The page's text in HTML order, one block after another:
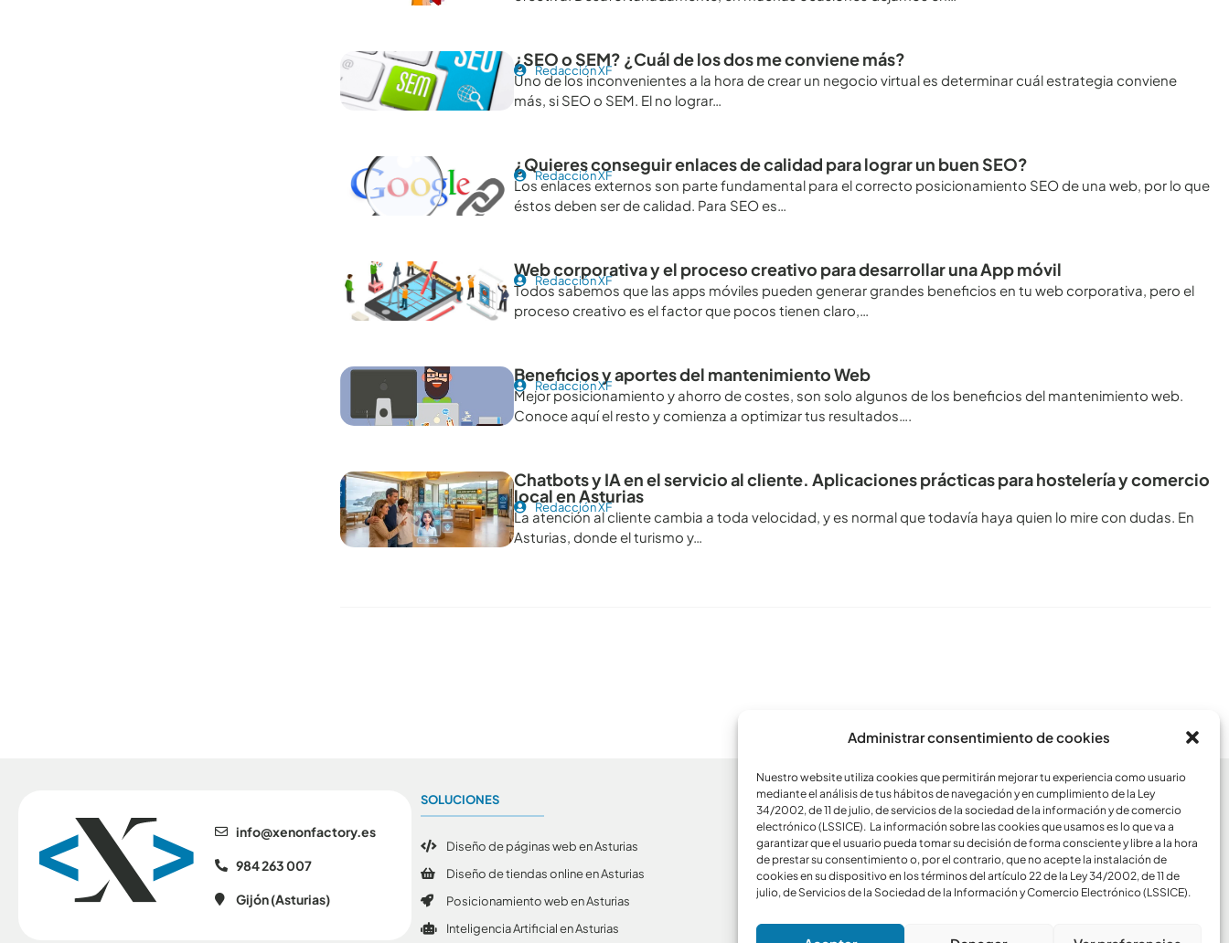
Administrar consentimiento de cookies
Nuestro website utiliza cookies que permitirán mejorar tu experiencia como usuario
mediante el análisis de tus hábitos de navegación y en cumplimiento de la Ley
34/2002, de 11 de julio, de servicios de la sociedad de la información y de comercio
electrónico (LSSICE). La información sobre las cookies que usamos es lo que va a
garantizar que el usuario pueda tomar su decisión de forma consciente y libre a la hora
de prestar su consentimiento o, por el contrario, que no acepte la instalación de
cookies en su dispositivo en los términos del artículo 22 de la Ley 34/2002, de 11 de
julio, de Servicios de la Sociedad de la Información y Comercio Electrónico (LSSICE).
¿SEO o SEM? ¿Cuál de los dos me conviene más?
Redacción XF
Uno de los inconvenientes a la hora de crear un negocio virtual es determinar cuál estrategia conviene
más, si SEO o SEM. El no lograr…
¿Quieres conseguir enlaces de calidad para lograr un buen SEO?
Redacción XF
Los enlaces externos son parte fundamental para el correcto posicionamiento SEO de una web, por lo que
éstos deben ser de calidad. Para SEO es…
Web corporativa y el proceso creativo para desarrollar una App móvil
Redacción XF
Todos sabemos que las apps móviles pueden generar grandes beneficios en tu web corporativa, pero el
proceso creativo es el factor que pocos tienen claro,…
Beneficios y aportes del mantenimiento Web
Redacción XF
Mejor posicionamiento y ahorro de costes, son solo algunos de los beneficios del mantenimiento web.
Conoce aquí el resto y comienza a optimizar tus resultados….
Chatbots y IA en el servicio al cliente. Aplicaciones prácticas para hostelería y comercio
local en Asturias
Redacción XF
La atención al cliente cambia a toda velocidad, y es normal que todavía haya quien lo mire con dudas. En
Asturias, donde el turismo y…
se.yrotcafnonex@ofni
984 263 007
Gijón (Asturias)
SOLUCIONES
Diseño de páginas web en Asturias
Diseño de tiendas online en Asturias
Posicionamiento web en Asturias
Inteligencia Artificial en Asturias
ACCESOS
Blog